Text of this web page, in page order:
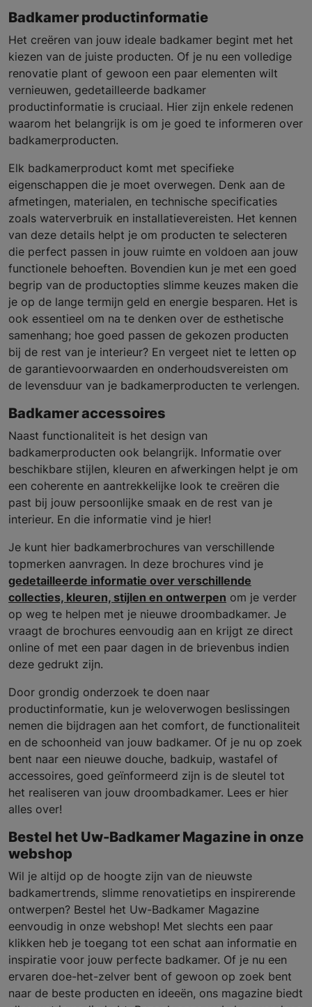
Badkamer productinformatie
Het creëren van jouw ideale badkamer begint met het
kiezen van de juiste producten. Of je nu een volledige
renovatie plant of gewoon een paar elementen wilt
vernieuwen, gedetailleerde badkamer
productinformatie is cruciaal. Hier zijn enkele redenen
waarom het belangrijk is om je goed te informeren over
badkamerproducten.
Elk badkamerproduct komt met specifieke
eigenschappen die je moet overwegen. Denk aan de
afmetingen, materialen, en technische specificaties
zoals waterverbruik en installatievereisten. Het kennen
van deze details helpt je om producten te selecteren
die perfect passen in jouw ruimte en voldoen aan jouw
functionele behoeften. Bovendien kun je met een goed
begrip van de productopties slimme keuzes maken die
je op de lange termijn geld en energie besparen. Het is
ook essentieel om na te denken over de esthetische
samenhang; hoe goed passen de gekozen producten
bij de rest van je interieur? En vergeet niet te letten op
de garantievoorwaarden en onderhoudsvereisten om
de levensduur van je badkamerproducten te verlengen.
Badkamer accessoires
Naast functionaliteit is het design van
badkamerproducten ook belangrijk. Informatie over
beschikbare stijlen, kleuren en afwerkingen helpt je om
een coherente en aantrekkelijke look te creëren die
past bij jouw persoonlijke smaak en de rest van je
interieur. En die informatie vind je hier!
Je kunt hier badkamerbrochures van verschillende
topmerken aanvragen. In deze brochures vind je
gedetailleerde informatie over verschillende
collecties, kleuren, stijlen en ontwerpen om je verder
op weg te helpen met je nieuwe droombadkamer. Je
vraagt de brochures eenvoudig aan en krijgt ze direct
online of met een paar dagen in de brievenbus indien
deze gedrukt zijn.
Door grondig onderzoek te doen naar
productinformatie, kun je weloverwogen beslissingen
nemen die bijdragen aan het comfort, de functionaliteit
en de schoonheid van jouw badkamer. Of je nu op zoek
bent naar een nieuwe douche, badkuip, wastafel of
accessoires, goed geïnformeerd zijn is de sleutel tot
het realiseren van jouw droombadkamer. Lees er hier
alles over!
Bestel het Uw-Badkamer Magazine in onze
webshop
Wil je altijd op de hoogte zijn van de nieuwste
badkamertrends, slimme renovatietips en inspirerende
ontwerpen? Bestel het Uw-Badkamer Magazine
eenvoudig in onze webshop! Met slechts een paar
klikken heb je toegang tot een schat aan informatie en
inspiratie voor jouw perfecte badkamer. Of je nu een
ervaren doe-het-zelver bent of gewoon op zoek bent
naar de beste producten en ideeën, ons magazine biedt